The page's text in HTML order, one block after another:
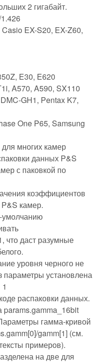
2 гигабайт.
EX-S20, EX-Z60,
E30, E620
A570, A590, SX110
GH1, Pentax K7,
One P65, Samsung
многих камер
данных P&S
с паковкой по
коэффициентов
камер.
умолчанию
что даст разумные
уровня черного не
параметры установлена
распаковки данных.
params.gamma_16bit
гамма-кривой
gamm[1] (см.
примеров).
на две для